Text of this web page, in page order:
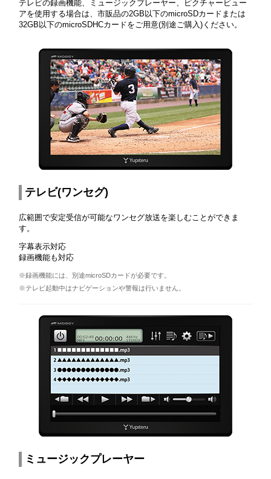
テレビの録画機能、ミュージックプレーヤー、ピクチャービュー
アを使用する場合は、市販品の2GB以下のmicroSDカードまたは
32GB以下のmicroSDHCカードをご用意(別途ご購入)ください。
テレビ(ワンセグ)
広範囲で安定受信が可能なワンセグ放送を楽しむことができま
す。
字幕表示対応
録画機能も対応
※録画機能には、別途microSDカードが必要です。
※テレビ起動中はナビゲーションや警報は行いません。
ミュージックプレーヤー